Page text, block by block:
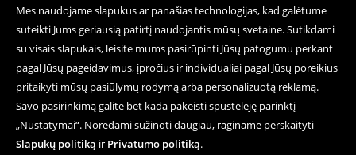
Mes naudojame slapukus ar panašias technologijas, kad galėtume
suteikti Jums geriausią patirtį naudojantis mūsų svetaine. Sutikdami
su visais slapukais, leisite mums pasirūpinti Jūsų patogumu perkant
pagal Jūsų pageidavimus, įpročius ir individualiai pagal Jūsų poreikius
pritaikyti mūsų pasiūlymų rodymą arba personalizuotą reklamą.
Savo pasirinkimą galite bet kada pakeisti spustelėję parinktį
„Nustatymai“. Norėdami sužinoti daugiau, raginame perskaityti
Slapukų politiką ir Privatumo politiką.